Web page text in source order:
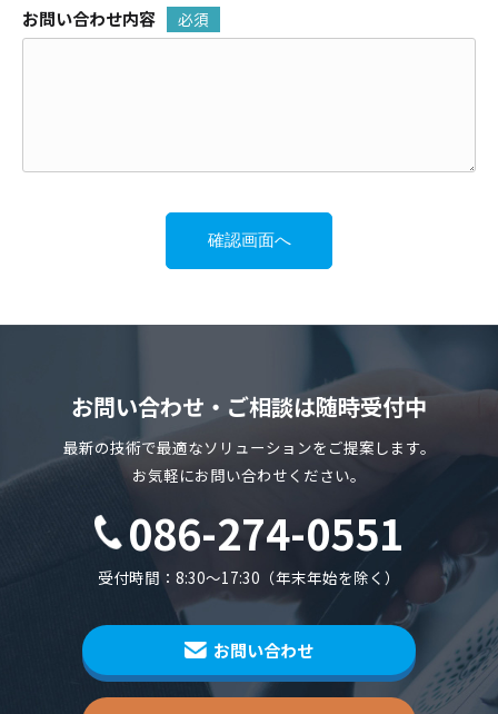
お問い合わせ内容 必須
お問い合わせ・ご相談は随時受付中
最新の技術で最適なソリューションをご提案します。
お気軽にお問い合わせください。
086-274-0551
受付時間：8:30～17:30（年末年始を除く）
お問い合わせ